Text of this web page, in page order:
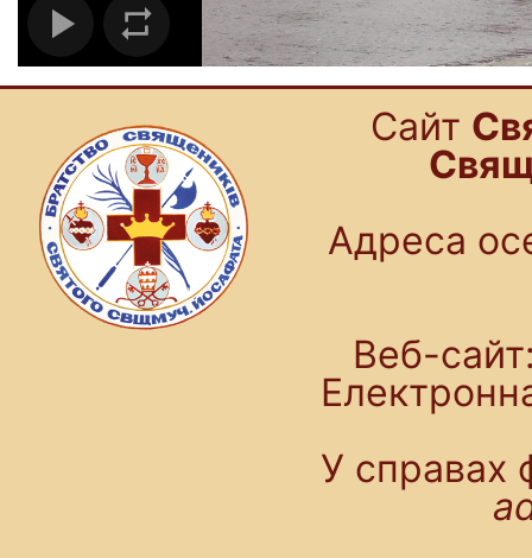
Cайт
Адреса
Веб-
У справах